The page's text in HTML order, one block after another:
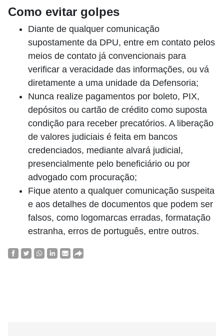
Como evitar golpes
Diante de qualquer comunicação
supostamente da DPU, entre em contato pelos
meios de contato já convencionais para
verificar a veracidade das informações, ou vá
diretamente a uma unidade da Defensoria;
Nunca realize pagamentos por boleto, PIX,
depósitos ou cartão de crédito como suposta
condição para receber precatórios. A liberação
de valores judiciais é feita em bancos
credenciados, mediante alvará judicial,
presencialmente pelo beneficiário ou por
advogado com procuração;
Fique atento a qualquer comunicação suspeita
e aos detalhes de documentos que podem ser
falsos, como logomarcas erradas, formatação
estranha, erros de português, entre outros.